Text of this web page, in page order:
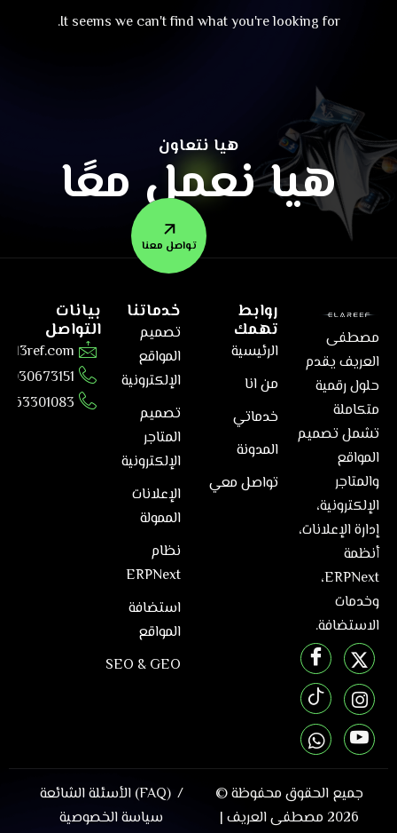
It seems we can't find what you're looking for.
هيا نتعاون
هيا نعمل معًا
تواصل معنا
مصطفى
العريف يقدم
حلول رقمية
متكاملة
تشمل تصميم
المواقع
والمتاجر
الإلكترونية،
إدارة الإعلانات،
أنظمة
ERPNext،
وخدمات
الاستضافة.
روابط
تهمك
الرئيسية
من انا
خدماتي
المدونة
تواصل معي
خدماتنا
تصميم
المواقع
الإلكترونية
تصميم
المتاجر
الإلكترونية
الإعلانات
الممولة
نظام
ERPNext
استضافة
المواقع
SEO & GEO
بيانات
التواصل
جميع الحقوق محفوظة ©
2026 مصطفى العريف |
الأسئلة الشائعة (FAQ)
سياسة الخصوصية